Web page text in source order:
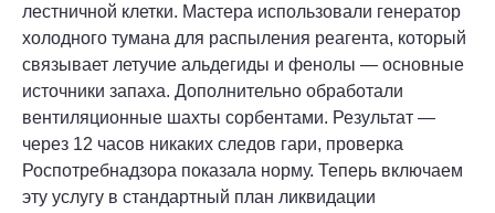
лестничной клетки. Мастера использовали генератор
холодного тумана для распыления реагента, который
связывает летучие альдегиды и фенолы — основные
источники запаха. Дополнительно обработали
вентиляционные шахты сорбентами. Результат —
через 12 часов никаких следов гари, проверка
Роспотребнадзора показала норму. Теперь включаем
эту услугу в стандартный план ликвидации